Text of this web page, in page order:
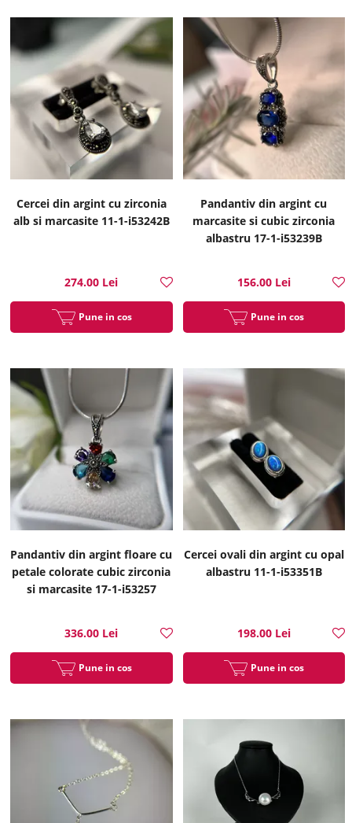
Cercei din argint cu zirconia
alb si marcasite 11-1-i53242B
274.00 Lei
Pune in cos
Pandantiv din argint cu
marcasite si cubic zirconia
albastru 17-1-i53239B
156.00 Lei
Pune in cos
Pandantiv din argint floare cu
petale colorate cubic zirconia
si marcasite 17-1-i53257
336.00 Lei
Pune in cos
Cercei ovali din argint cu opal
albastru 11-1-i53351B
198.00 Lei
Pune in cos